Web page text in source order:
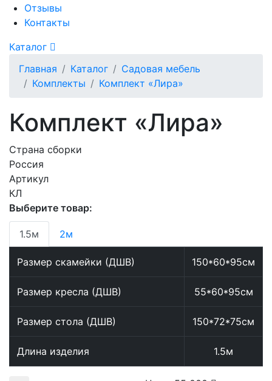
Отзывы
Контакты
Каталог
Главная
Каталог
Садовая мебель
Комплекты
Комплект «Лира»
Комплект «Лира»
Страна сборки
Россия
Артикул
КЛ
Выберите товар:
1.5м 2м
Размер скамейки (ДШВ) 150*60*95см
Размер кресла (ДШВ) 55*60*95см
Размер стола (ДШВ) 150*72*75см
Длина изделия 1.5м